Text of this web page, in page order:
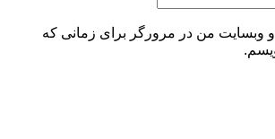
و وبسایت من در مرورگر برای زمانی که